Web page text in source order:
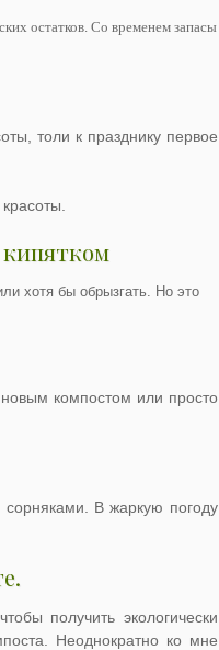
остатков. Со временем запасы
толи к празднику первое
кипятком
хотя бы обрызгать. Но это
компостом или просто
сорняками. В жаркую погоду
получить экологически
Неоднократно ко мне